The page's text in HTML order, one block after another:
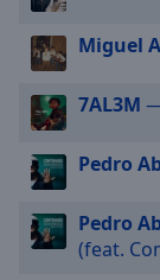
modal
window.
Beginning
dialog
window.
Escape
Miguel
7AL3M
Pedro
Pedro
(feat.